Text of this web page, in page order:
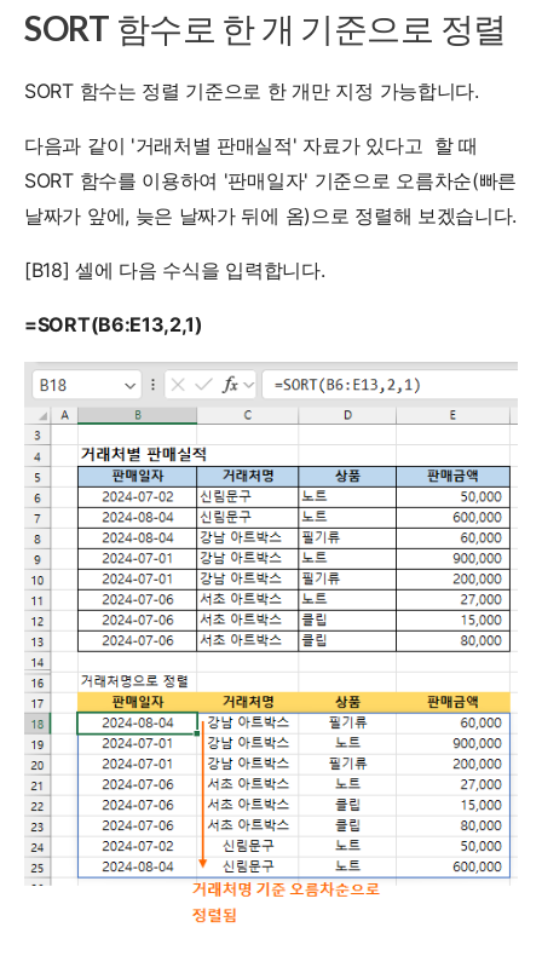
SORT 함수로 한 개 기준으로 정렬
SORT 함수는 정렬 기준으로 한 개만 지정 가능합니다.
다음과 같이 '거래처별 판매실적' 자료가 있다고 할 때
SORT 함수를 이용하여 '판매일자' 기준으로 오름차순(빠른
날짜가 앞에, 늦은 날짜가 뒤에 옴)으로 정렬해 보겠습니다.
[B18] 셀에 다음 수식을 입력합니다.
=SORT(B6:E13,2,1)